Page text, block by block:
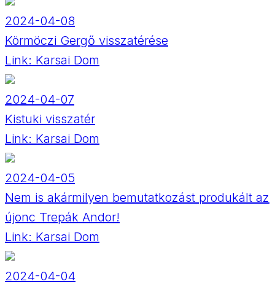
2024-04-08
Körmöczi Gergő visszatérése
Link: Karsai Dom
2024-04-07
Kistuki visszatér
Link: Karsai Dom
2024-04-05
Nem is akármilyen bemutatkozást produkált az
újonc Trepák Andor!
Link: Karsai Dom
2024-04-04